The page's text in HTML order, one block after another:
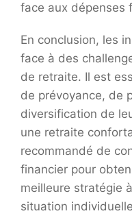
face aux dépenses
En conclusion, les
face à des
de retraite. Il est
de prévoyance, de
diversification de
une retraite
recommandé de
financier pour
meilleure stratégie
situation